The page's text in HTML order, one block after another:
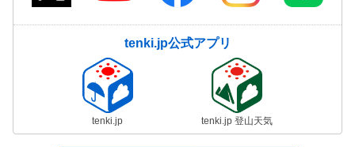
tenki.jp公式アプリ
tenki.jp tenki.jp 登山天気